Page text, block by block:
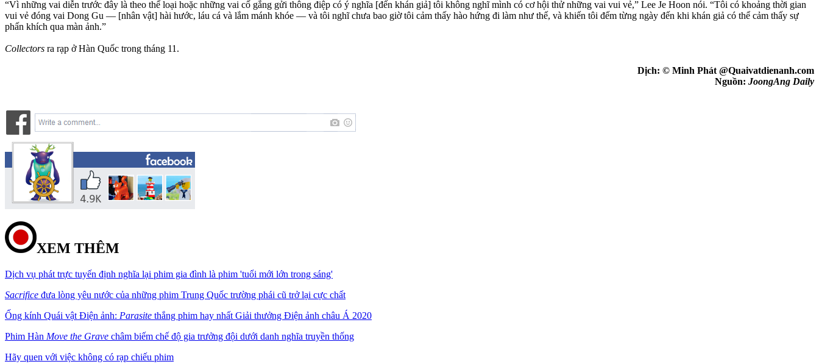
“Vì những vai diễn trước đây là theo thể loại hoặc những vai cố gắng gửi thông điệp có ý nghĩa [đến khán giả] tôi không nghĩ mình có cơ hội thử những vai vui vẻ,” Lee Je Hoon nói. “Tôi có khoảng thời gian
vui vẻ đóng vai Dong Gu — [nhân vật] hài hước, láu cá và lắm mánh khóe — và tôi nghĩ chưa bao giờ tôi cảm thấy hào hứng đi làm như thế, và khiến tôi đếm từng ngày đến khi khán giả có thể cảm thấy sự
phấn khích qua màn ảnh.”
Collectors ra rạp ở Hàn Quốc trong tháng 11.
Dịch: © Minh Phát @Quaivatdienanh.com
Nguồn: JoongAng Daily
XEM THÊM
Dịch vụ phát trực tuyến định nghĩa lại phim gia đình là phim 'tuổi mới lớn trong sáng'
Sacrifice đưa lòng yêu nước của những phim Trung Quốc trường phái cũ trở lại cực chất
Ống kính Quái vật Điện ảnh: Parasite thắng phim hay nhất Giải thưởng Điện ảnh châu Á 2020
Phim Hàn Move the Grave châm biếm chế độ gia trưởng đội dưới danh nghĩa truyền thống
Hãy quen với việc không có rạp chiếu phim